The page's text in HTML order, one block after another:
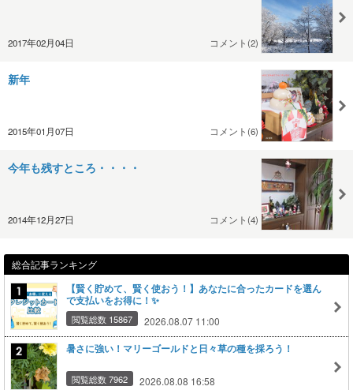
2017年02月04日 コメント(2)
新年
2015年01月07日 コメント(6)
今年も残すところ・・・・
2014年12月27日 コメント(4)
総合記事ランキング
【賢く貯めて、賢く使おう！】あなたに合ったカードを選ん
で支払いをお得に！✨
閲覧総数 15867 2026.08.07 11:00
暑さに強い！マリーゴールドと日々草の種を採ろう！
閲覧総数 7962 2026.08.08 16:58